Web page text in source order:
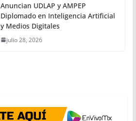
Anuncian UDLAP y AMPEP
Diplomado en Inteligencia Artificial
y Medios Digitales
julio 28, 2026